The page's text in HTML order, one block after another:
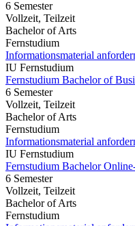
6 Semester
Vollzeit, Teilzeit
Bachelor of Arts
Fernstudium
Informationsmaterial
IU Fernstudium
Fernstudium Bachelor of
6 Semester
Vollzeit, Teilzeit
Bachelor of Arts
Fernstudium
Informationsmaterial
IU Fernstudium
Fernstudium Bachelor
6 Semester
Vollzeit, Teilzeit
Bachelor of Arts
Fernstudium